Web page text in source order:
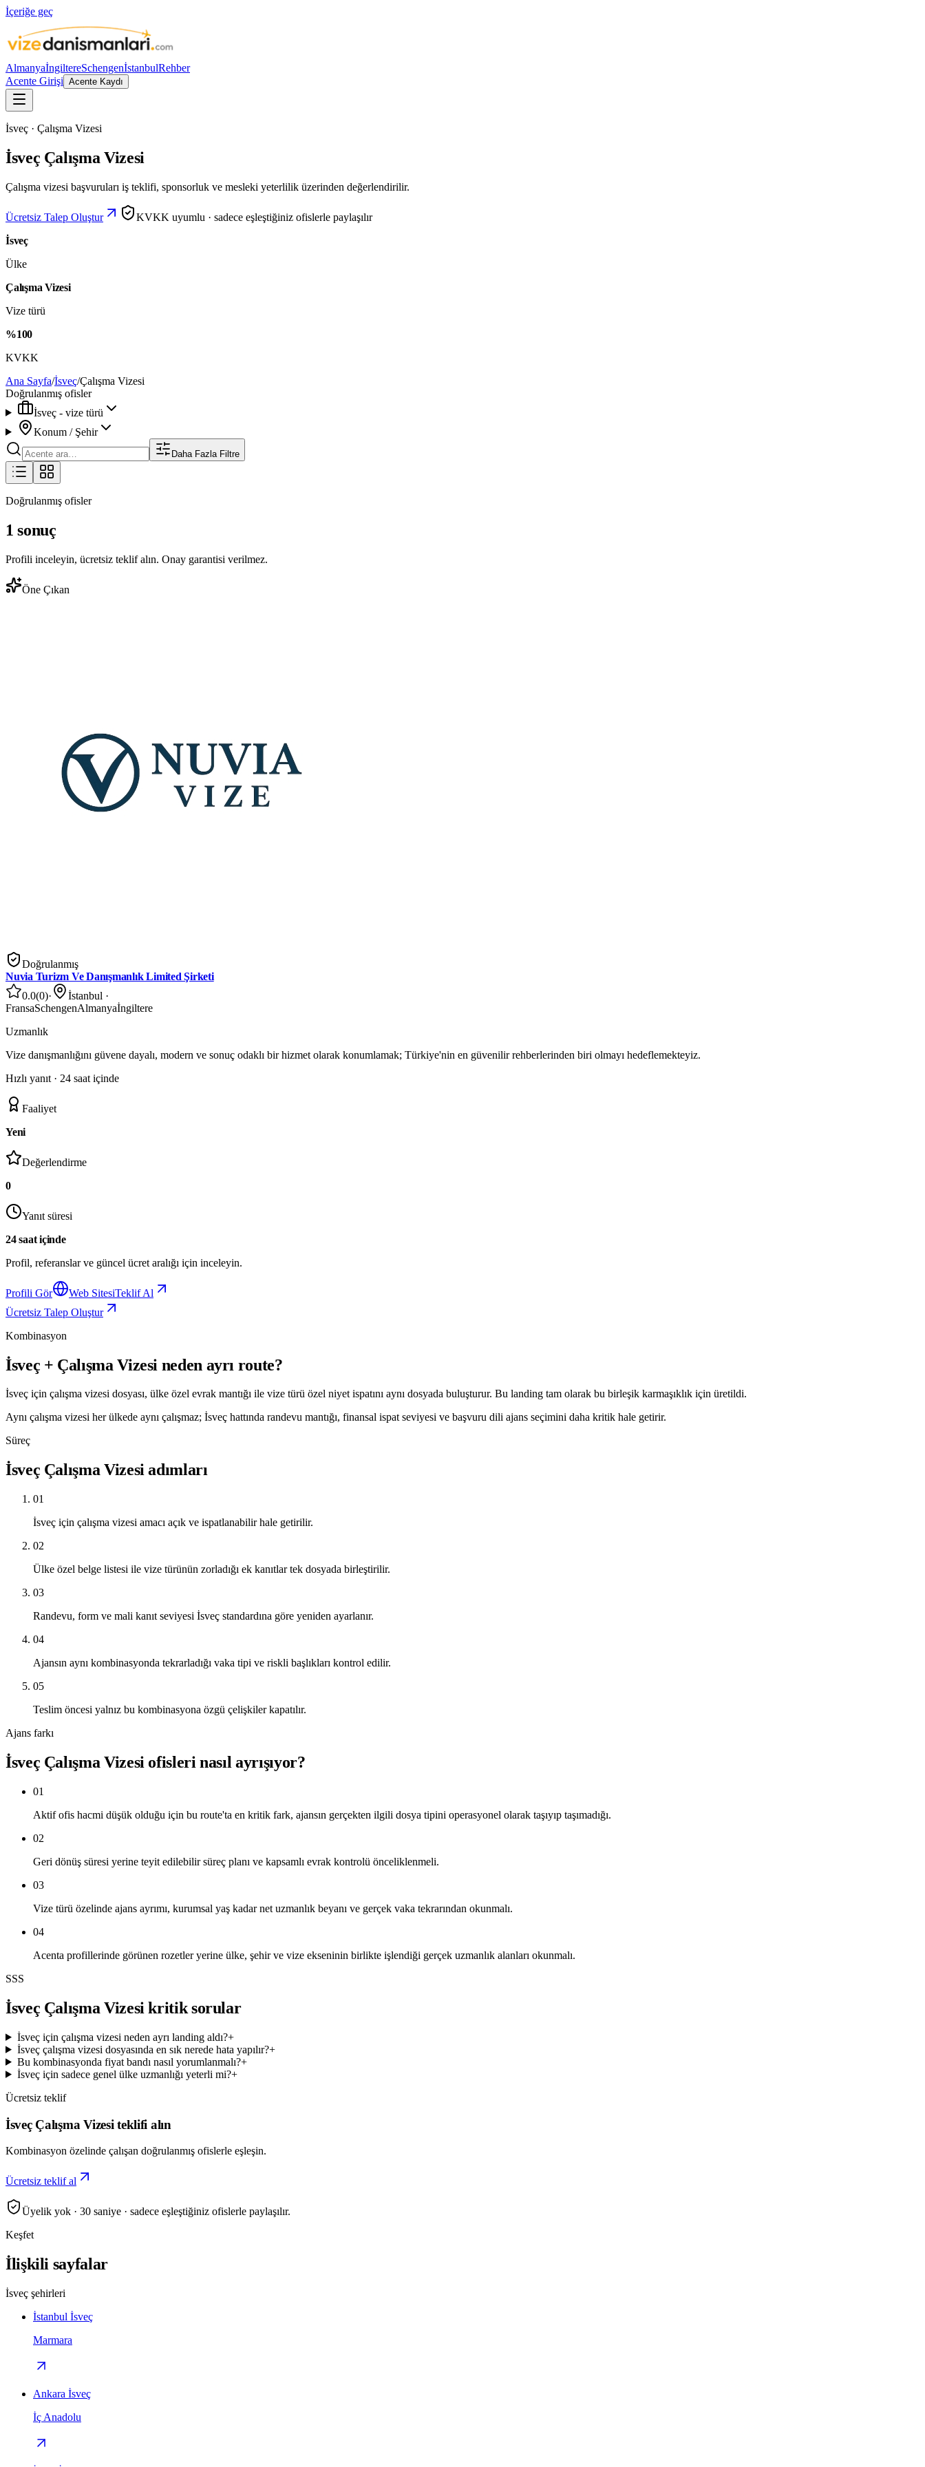
İçeriğe geç
AlmanyaİngiltereSchengenİstanbulRehber
Acente Girişi Acente Kaydı
İsveç · Çalışma Vizesi
İsveç Çalışma Vizesi
Çalışma vizesi başvuruları iş teklifi, sponsorluk ve mesleki yeterlilik üzerinden değerlendirilir.
Ücretsiz Talep Oluştur
KVKK uyumlu · sadece eşleştiğiniz ofislerle paylaşılır
İsveç
Ülke
Çalışma Vizesi
Vize türü
%100
KVKK
Ana Sayfa/İsveç/Çalışma Vizesi
Doğrulanmış ofisler
İsveç - vize türü
Konum / Şehir
Daha Fazla Filtre
Doğrulanmış ofisler
1 sonuç
Profili inceleyin, ücretsiz teklif alın. Onay garantisi verilmez.
Öne Çıkan
Doğrulanmış
Nuvia Turizm Ve Danışmanlık Limited Şirketi
0.0(0)· İstanbul ·
FransaSchengenAlmanyaİngiltere
Uzmanlık
Vize danışmanlığını güvene dayalı, modern ve sonuç odaklı bir hizmet olarak konumlamak; Türkiye'nin en güvenilir rehberlerinden biri olmayı hedeflemekteyiz.
Hızlı yanıt · 24 saat içinde
Faaliyet
Yeni
Değerlendirme
0
Yanıt süresi
24 saat içinde
Profil, referanslar ve güncel ücret aralığı için inceleyin.
Profili Gör Web SitesiTeklif Al
Ücretsiz Talep Oluştur
Kombinasyon
İsveç + Çalışma Vizesi neden ayrı route?
İsveç için çalışma vizesi dosyası, ülke özel evrak mantığı ile vize türü özel niyet ispatını aynı dosyada buluşturur. Bu landing tam olarak bu birleşik karmaşıklık için üretildi.
Aynı çalışma vizesi her ülkede aynı çalışmaz; İsveç hattında randevu mantığı, finansal ispat seviyesi ve başvuru dili ajans seçimini daha kritik hale getirir.
Süreç
İsveç Çalışma Vizesi adımları
01
İsveç için çalışma vizesi amacı açık ve ispatlanabilir hale getirilir.
02
Ülke özel belge listesi ile vize türünün zorladığı ek kanıtlar tek dosyada birleştirilir.
03
Randevu, form ve mali kanıt seviyesi İsveç standardına göre yeniden ayarlanır.
04
Ajansın aynı kombinasyonda tekrarladığı vaka tipi ve riskli başlıkları kontrol edilir.
05
Teslim öncesi yalnız bu kombinasyona özgü çelişkiler kapatılır.
Ajans farkı
İsveç Çalışma Vizesi ofisleri nasıl ayrışıyor?
01
Aktif ofis hacmi düşük olduğu için bu route'ta en kritik fark, ajansın gerçekten ilgili dosya tipini operasyonel olarak taşıyıp taşımadığı.
02
Geri dönüş süresi yerine teyit edilebilir süreç planı ve kapsamlı evrak kontrolü önceliklenmeli.
03
Vize türü özelinde ajans ayrımı, kurumsal yaş kadar net uzmanlık beyanı ve gerçek vaka tekrarından okunmalı.
04
Acenta profillerinde görünen rozetler yerine ülke, şehir ve vize ekseninin birlikte işlendiği gerçek uzmanlık alanları okunmalı.
SSS
İsveç Çalışma Vizesi kritik sorular
İsveç için çalışma vizesi neden ayrı landing aldı?+
İsveç çalışma vizesi dosyasında en sık nerede hata yapılır?+
Bu kombinasyonda fiyat bandı nasıl yorumlanmalı?+
İsveç için sadece genel ülke uzmanlığı yeterli mi?+
Ücretsiz teklif
İsveç Çalışma Vizesi teklifi alın
Kombinasyon özelinde çalışan doğrulanmış ofislerle eşleşin.
Ücretsiz teklif al
Üyelik yok · 30 saniye · sadece eşleştiğiniz ofislerle paylaşılır.
Keşfet
İlişkili sayfalar
İsveç şehirleri
İstanbul İsveç
Marmara
Ankara İsveç
İç Anadolu